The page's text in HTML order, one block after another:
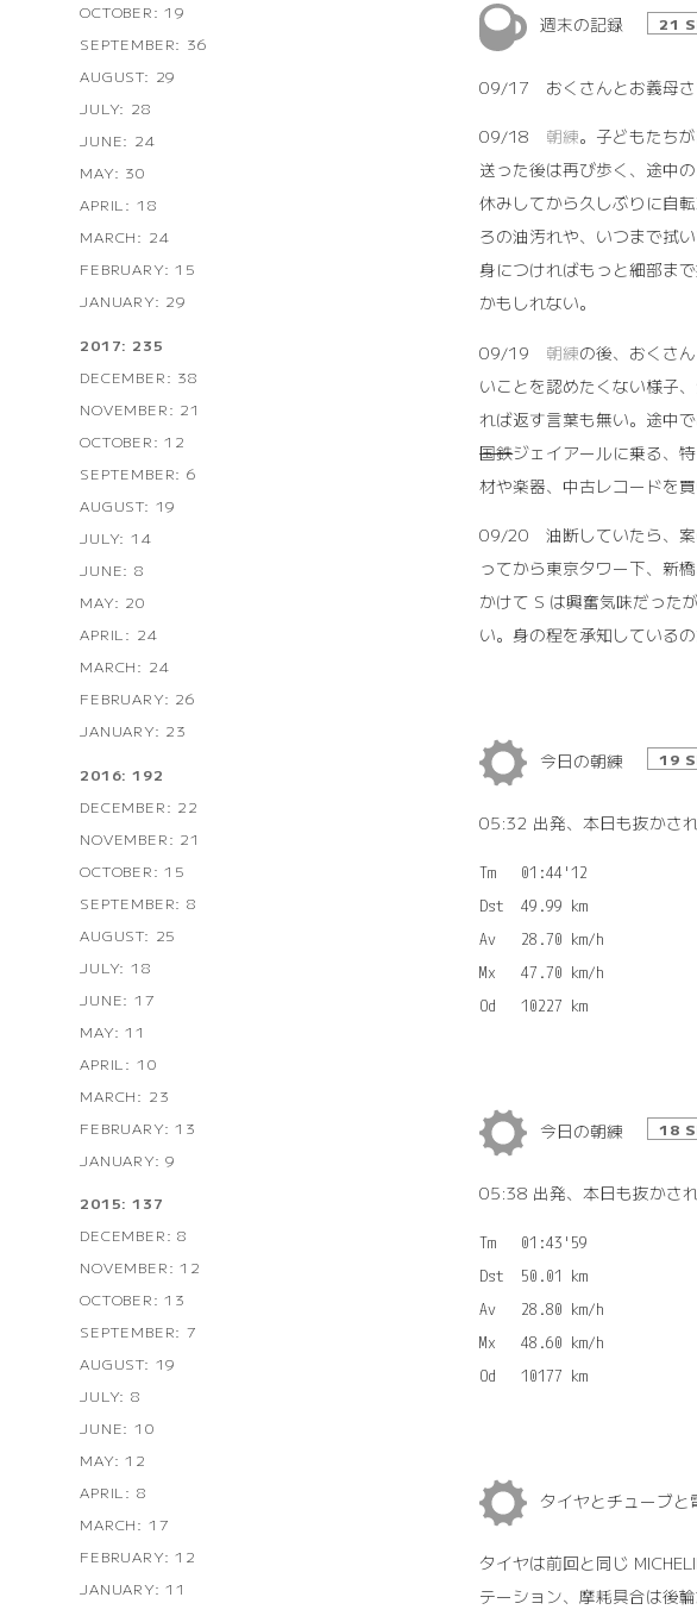
OCTOBER: 19
SEPTEMBER: 36
AUGUST: 29
JULY: 28
JUNE: 24
MAY: 30
APRIL: 18
MARCH: 24
FEBRUARY: 15
JANUARY: 29
2017: 235
DECEMBER: 38
NOVEMBER: 21
OCTOBER: 12
SEPTEMBER: 6
AUGUST: 19
JULY: 14
JUNE: 8
MAY: 20
APRIL: 24
MARCH: 24
FEBRUARY: 26
JANUARY: 23
2016: 192
DECEMBER: 22
NOVEMBER: 21
OCTOBER: 15
SEPTEMBER: 8
AUGUST: 25
JULY: 18
JUNE: 17
MAY: 11
APRIL: 10
MARCH: 23
FEBRUARY: 13
JANUARY: 9
2015: 137
DECEMBER: 8
NOVEMBER: 12
OCTOBER: 13
SEPTEMBER: 7
AUGUST: 19
JULY: 8
JUNE: 10
MAY: 12
APRIL: 8
MARCH: 17
FEBRUARY: 12
JANUARY: 11
週末の記録 21
09/17 おくさんとお義母さ
09/18 朝練。子どもたちが
送った後は再び歩く、途中
休みしてから久しぶりに自
ろの油汚れや、いつまで拭
身につければもっと細部ま
かもしれない。
09/19 朝練の後、おくさ
いことを認めたくない様子
れば返す言葉も無い。途中
国鉄ジェイアールに乗る、
材や楽器、中古レコードを
09/20 油断していたら、案
ってから東京タワー下、新
かけて S は興奮気味だった
い。身の程を承知しているの
今日の朝練 19
05:32 出発、本日も抜かさ
Tm   01:44'12
Dst  49.99 km
Av   28.70 km/h
Mx   47.70 km/h
今日の朝練 18
05:38 出発、本日も抜かさ
Tm   01:43'59
Dst  50.01 km
Av   28.80 km/h
Mx   48.60 km/h
タイヤとチューブと
タイヤは前回と同じ
テーション、摩耗具合は後